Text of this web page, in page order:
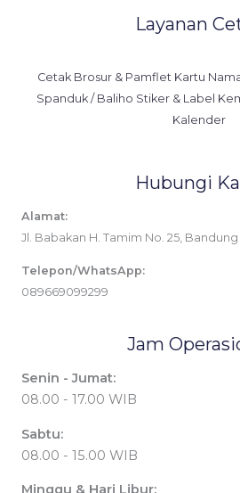
Layanan
Cetak Brosur & Pamflet Kartu
Spanduk / Baliho Stiker & Label
Kalender
Hubungi
Alamat:
Jl. Babakan H. Tamim No. 25, Bandung
Telepon/WhatsApp:
089669099299
Jam
Senin - Jumat:
08.00 - 17.00 WIB
Sabtu:
08.00 - 15.00 WIB
Minggu & Hari Libur: